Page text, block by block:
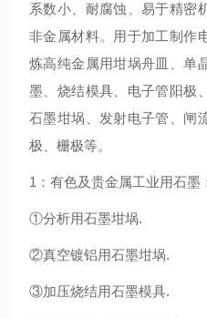
系数小、耐腐蚀、易于精密
非金属材料。用于加工制作
炼高纯金属用坩埚舟皿、单
墨、烧结模具、电子管阳极
石墨坩埚、发射电子管、闸
极、栅极等。
1：有色及贵金属工业用石墨
①分析用石墨坩埚.
②真空镀铝用石墨坩埚.
③加压烧结用石墨模具.